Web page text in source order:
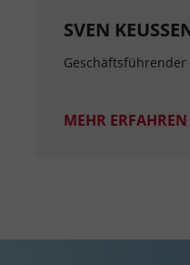
SVEN
MEHR ERFAHREN